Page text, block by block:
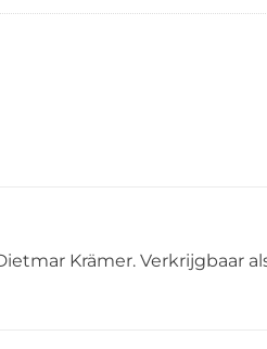
Krämer. Verkrijgbaar